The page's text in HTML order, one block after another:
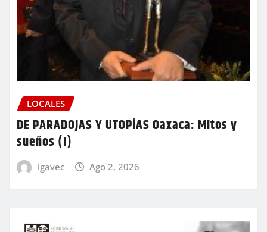
LOCALES
DE PARADOJAS Y UTOPÍAS Oaxaca: Mitos y
sueños (I)
igavec Ago 2, 2026